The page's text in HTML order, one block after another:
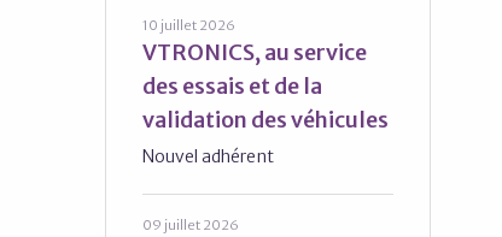
10 juillet 2026
VTRONICS, au service
des essais et de la
validation des véhicules
Nouvel adhérent
09 juillet 2026